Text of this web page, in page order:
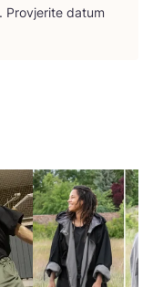
Pro­vje­ri­te datum